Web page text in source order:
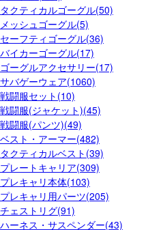
タクティカルゴーグル(50)
メッシュゴーグル(5)
セーフティゴーグル(36)
バイカーゴーグル(17)
ゴーグルアクセサリー(17)
サバゲーウェア(1060)
戦闘服セット(10)
戦闘服(ジャケット)(45)
戦闘服(パンツ)(49)
ベスト・アーマー(482)
タクティカルベスト(39)
プレートキャリア(309)
プレキャリ本体(103)
プレキャリ用パーツ(205)
チェストリグ(91)
ハーネス・サスペンダー(43)